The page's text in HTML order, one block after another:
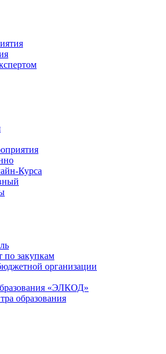
Курса
по закупкам
организации
«ЭЛКОД»
образования